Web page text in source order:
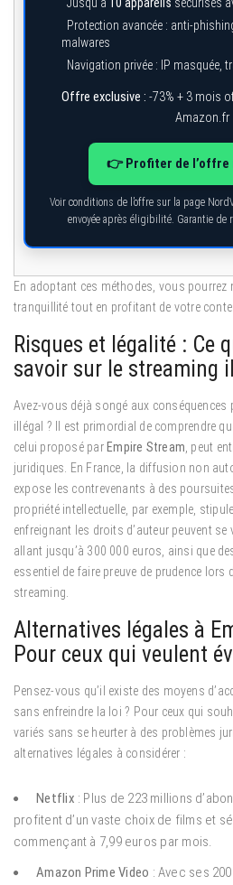
Protection avancée : anti-
malwares
Navigation privée : IP masquée,
Offre exclusive : -73% + 3 mois
Amazon.fr
👉 Profiter de l’offre
Voir conditions de l’offre sur la page
envoyée après éligibilité. Garantie de
En adoptant ces méthodes, vous pourrez
tranquillité tout en profitant de votre
Risques et légalité : Ce
savoir sur le streaming
Avez-vous déjà songé aux
illégal ? Il est primordial de comprendre
celui proposé par Empire Stream , peut
juridiques. En France, la diffusion non
expose les contrevenants à des
propriété intellectuelle, par exemple,
enfreignant les droits d’auteur peuvent
allant jusqu’à 300 000 euros, ainsi que
essentiel de faire preuve de prudence lors
streaming.
Alternatives légales à
Pour ceux qui veulent
Pensez-vous qu’il existe des moyens
sans enfreindre la loi ? Pour ceux qui
variés sans se heurter à des problèmes
alternatives légales à considérer :
Netflix : Plus de 223 millions
profitent d’un vaste choix de films et
commençant à 7,99 euros par mois.
Amazon Prime Video : Avec ses